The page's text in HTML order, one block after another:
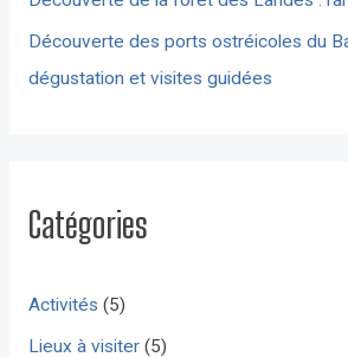
Découverte des ports ostréicoles du
dégustation et visites guidées
Catégories
Activités (5)
Lieux à visiter(5)